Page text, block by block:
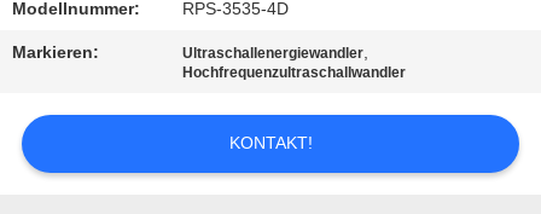
IN
VERBINDUNG
NACHRICHTEN
Modellnummer: RPS-3535-4D
Markieren: Ultraschallenergiewandler,
Hochfrequenzultraschallwandler
KONTAKT!